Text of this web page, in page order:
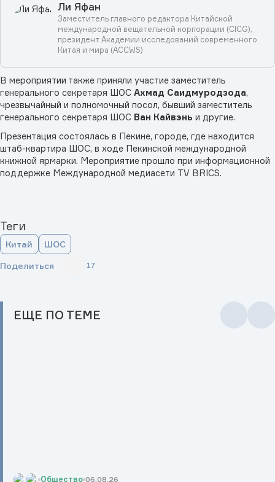
Ли Яфан
Заместитель главного редактора Китайской
международной вещательной корпорации (CICG),
президент Академии исследований современного
Китая и мира (ACCWS)
В мероприятии также приняли участие заместитель
генерального секретаря ШОС Ахмад Саидмуродзода,
чрезвычайный и полномочный посол, бывший заместитель
генерального секретаря ШОС Ван Кайвэнь и другие.
Презентация состоялась в Пекине, городе, где находится
штаб-квартира ШОС, в ходе Пекинской международной
книжной ярмарки. Мероприятие прошло при информационной
поддержке Международной медиасети TV BRICS.
Теги
Китай ШОС
Поделиться 17
ЕЩЕ ПО ТЕМЕ
Общество 06.08.26